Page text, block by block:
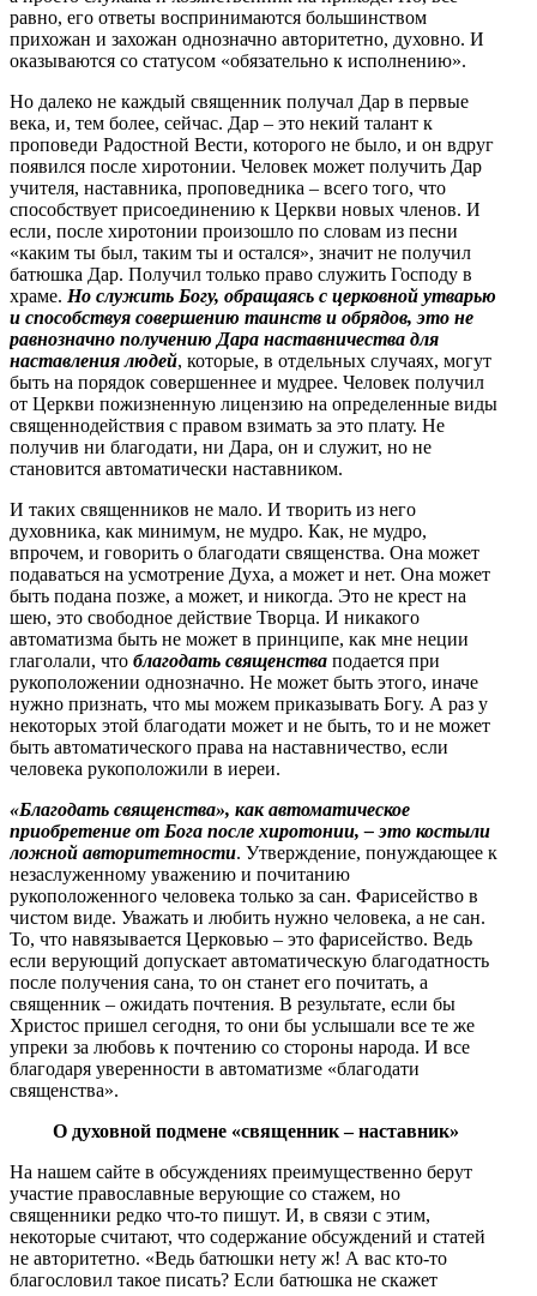
равно, его ответы воспринимаются большинством
прихожан и захожан однозначно авторитетно, духовно. И
оказываются со статусом «обязательно к исполнению».
Но далеко не каждый священник получал Дар в первые
века, и, тем более, сейчас. Дар – это некий талант к
проповеди Радостной Вести, которого не было, и он вдруг
появился после хиротонии. Человек может получить Дар
учителя, наставника, проповедника – всего того, что
способствует присоединению к Церкви новых членов. И
если, после хиротонии произошло по словам из песни
«каким ты был, таким ты и остался», значит не получил
батюшка Дар. Получил только право служить Господу в
храме. Но служить Богу, обращаясь с церковной утварью
и способствуя совершению таинств и обрядов, это не
равнозначно получению Дара наставничества для
наставления людей, которые, в отдельных случаях, могут
быть на порядок совершеннее и мудрее. Человек получил
от Церкви пожизненную лицензию на определенные виды
священнодействия с правом взимать за это плату. Не
получив ни благодати, ни Дара, он и служит, но не
становится автоматически наставником.
И таких священников не мало. И творить из него
духовника, как минимум, не мудро. Как, не мудро,
впрочем, и говорить о благодати священства. Она может
подаваться на усмотрение Духа, а может и нет. Она может
быть подана позже, а может, и никогда. Это не крест на
шею, это свободное действие Творца. И никакого
автоматизма быть не может в принципе, как мне неции
глаголали, что благодать священства подается при
рукоположении однозначно. Не может быть этого, иначе
нужно признать, что мы можем приказывать Богу. А раз у
некоторых этой благодати может и не быть, то и не может
быть автоматического права на наставничество, если
человека рукоположили в иереи.
«Благодать священства», как автоматическое
приобретение от Бога после хиротонии, – это костыли
ложной авторитетности. Утверждение, понуждающее к
незаслуженному уважению и почитанию
рукоположенного человека только за сан. Фарисейство в
чистом виде. Уважать и любить нужно человека, а не сан.
То, что навязывается Церковью – это фарисейство. Ведь
если верующий допускает автоматическую благодатность
после получения сана, то он станет его почитать, а
священник – ожидать почтения. В результате, если бы
Христос пришел сегодня, то они бы услышали все те же
упреки за любовь к почтению со стороны народа. И все
благодаря уверенности в автоматизме «благодати
священства».
О духовной подмене «священник – наставник»
На нашем сайте в обсуждениях преимущественно берут
участие православные верующие со стажем, но
священники редко что-то пишут. И, в связи с этим,
некоторые считают, что содержание обсуждений и статей
не авторитетно. «Ведь батюшки нету ж! А вас кто-то
благословил такое писать? Если батюшка не скажет